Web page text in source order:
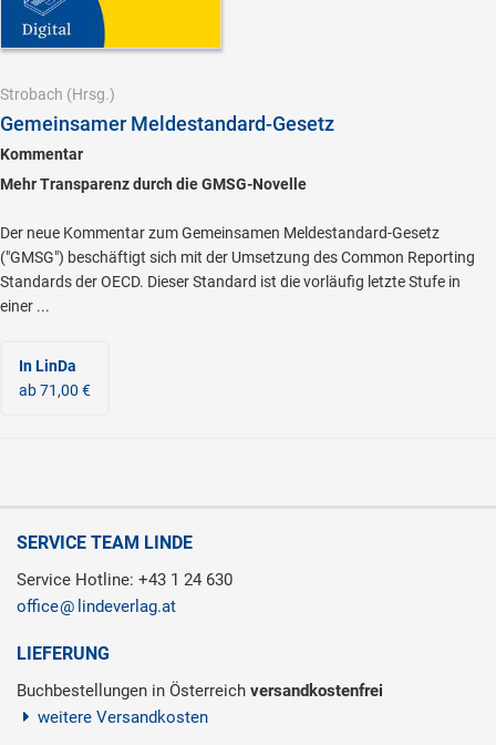
Strobach (Hrsg.)
Gemeinsamer Meldestandard-Gesetz
Kommentar
Mehr Transparenz durch die GMSG-Novelle
Der neue Kommentar zum Gemeinsamen Meldestandard-Gesetz
("GMSG") beschäftigt sich mit der Umsetzung des Common Reporting
Standards der OECD. Dieser Standard ist die vorläufig letzte Stufe in
einer ...
In LinDa
ab 71,00 €
SERVICE TEAM LINDE
Service Hotline: +43 1 24 630
office
lindeverlag.at
LIEFERUNG
Buchbestellungen in Österreich versandkostenfrei
weitere Versandkosten